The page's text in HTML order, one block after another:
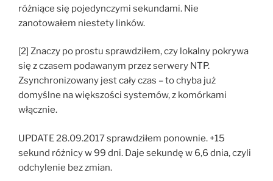
różniące się pojedynczymi sekundami. Nie
zanotowałem niestety linków.
[2] Znaczy po prostu sprawdziłem, czy lokalny pokrywa
się z czasem podawanym przez serwery NTP.
Zsynchronizowany jest cały czas – to chyba już
domyślne na większości systemów, z komórkami
włącznie.
UPDATE 28.09.2017 sprawdziłem ponownie. +15
sekund różnicy w 99 dni. Daje sekundę w 6,6 dnia, czyli
odchylenie bez zmian.